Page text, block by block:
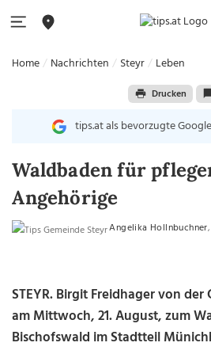
Home Nachrichten Steyr Leben
Drucken
tips.at als bevorzugte
Waldbaden für
Angehörige
Angelika Hollnbuchner
STEYR. Birgit Freidhager von
am Mittwoch, 21. August, zum
Bischofswald im Stadtteil